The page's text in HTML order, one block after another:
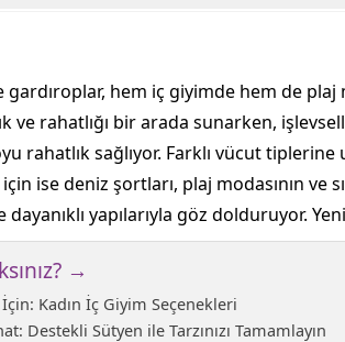
hem iç giyimde hem de
ve rahatlığı bir arada sunarken,
rahatlık sağlıyor. Farklı vücut
ise deniz şortları, plaj modasının ve
yapılarıyla göz dolduruyor.
→
Kadın İç Giyim Seçenekleri
Destekli Sütyen ile Tarzınızı Tamamlayın